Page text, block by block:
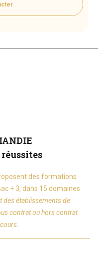
des formations
+ 3, dans 15 domaines
des établissements de
contrat ou hors contrat